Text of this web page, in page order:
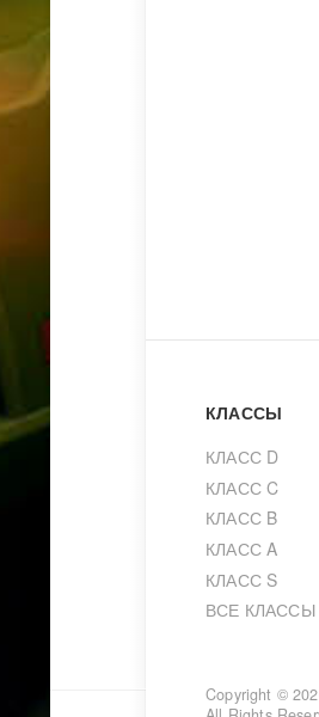
КЛАССЫ
КЛАСС D
КЛАСС C
КЛАСС B
КЛАСС A
КЛАСС S
ВСЕ КЛАССЫ
Copyright ©